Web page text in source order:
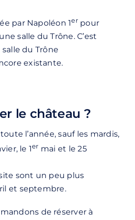
par Napoléon 1erpour
salle du Trône. C’est
salle du Trône
existante.
le château ?
l’année, sauf les mardis,
le 1er mai et le 25
sont un peu plus
et septembre.
de réserver à